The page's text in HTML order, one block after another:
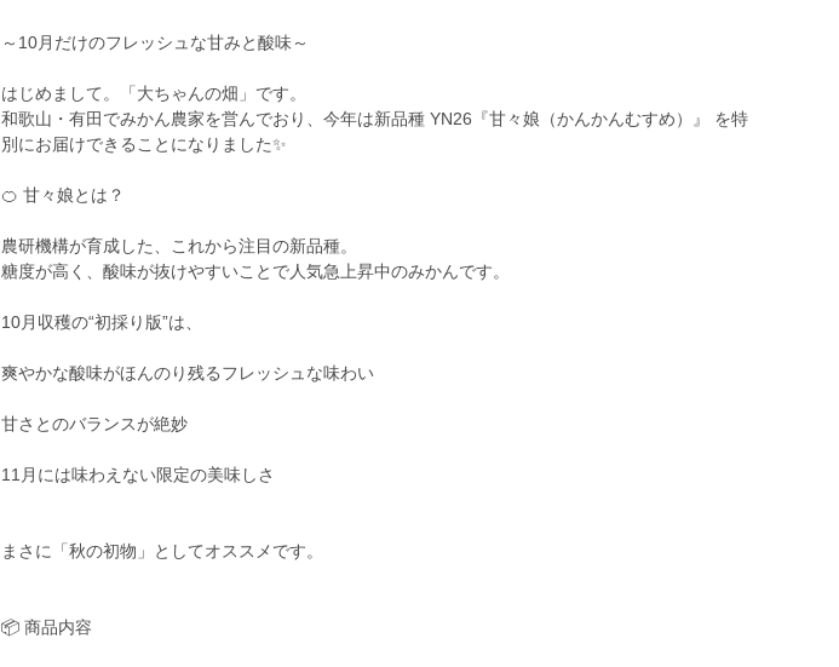
～10月だけのフレッシュな甘みと酸味～
はじめまして。「大ちゃんの畑」です。
和歌山・有田でみかん農家を営んでおり、今年は新品種 YN26『甘々娘（かんかんむすめ）』 を特
別にお届けできることになりました✨
🍊 甘々娘とは？
農研機構が育成した、これから注目の新品種。
糖度が高く、酸味が抜けやすいことで人気急上昇中のみかんです。
10月収穫の“初採り版”は、
爽やかな酸味がほんのり残るフレッシュな味わい
甘さとのバランスが絶妙
11月には味わえない限定の美味しさ
まさに「秋の初物」としてオススメです。
📦 商品内容